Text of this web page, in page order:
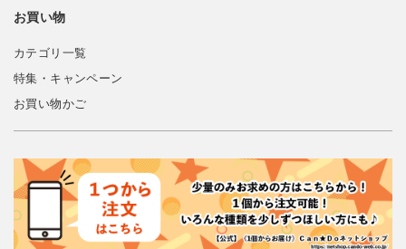
お買い物
カテゴリ一覧
特集・キャンペーン
お買い物かご